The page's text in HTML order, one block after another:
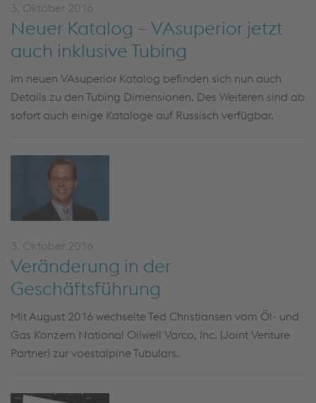
3. Oktober 2016
Neuer Katalog – VAsuperior jetzt
auch inklusive Tubing
Im neuen VAsuperior Katalog befinden sich nun auch
Details zu den Tubing Dimensionen. Des Weiteren sind ab
sofort auch einige Kataloge auf Russisch verfügbar.
3. Oktober 2016
Veränderung in der
Geschäftsführung
Mit August 2016 wechselte Ted Christiansen vom Öl- und
Gas Konzern National Oilwell Varco, Inc. (Joint Venture
Partner) zur voestalpine Tubulars.